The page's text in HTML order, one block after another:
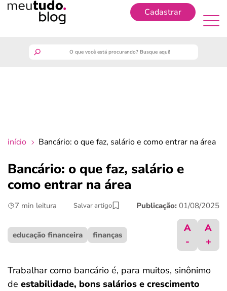
Cadastrar
crédito fácil
últimas notícias
ferramentas
início Bancário: o que faz, salário e como entrar na área
Bancário: o que faz, salário e
como entrar na área
7 min leitura Salvar artigo Publicação: 01/08/2025
educação financeira finanças
A
-
A
+
Trabalhar como bancário é, para muitos, sinônimo
de estabilidade, bons salários e crescimento